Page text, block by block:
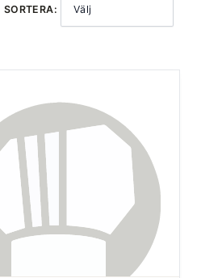
SORTERA: Välj